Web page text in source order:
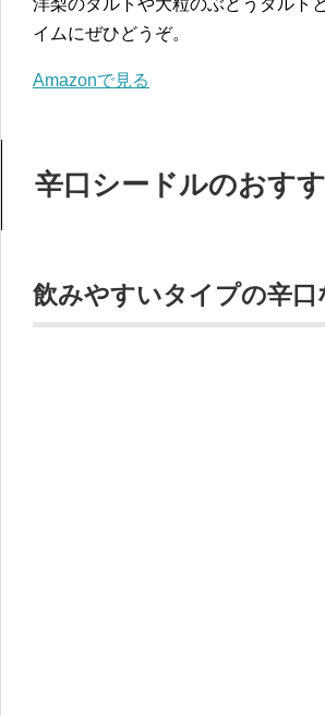
洋梨のタルトや大粒のぶどうタルト
イムにぜひどうぞ。
Amazonで見る
辛口シードルのおす
飲みやすいタイプの辛